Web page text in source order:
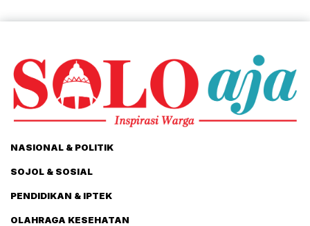
NASIONAL & POLITIK
SOJOL & SOSIAL
PENDIDIKAN & IPTEK
OLAHRAGA KESEHATAN